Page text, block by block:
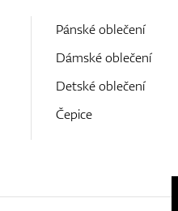
Pánské oblečení
Dámské oblečení
Detské oblečení
Čepice